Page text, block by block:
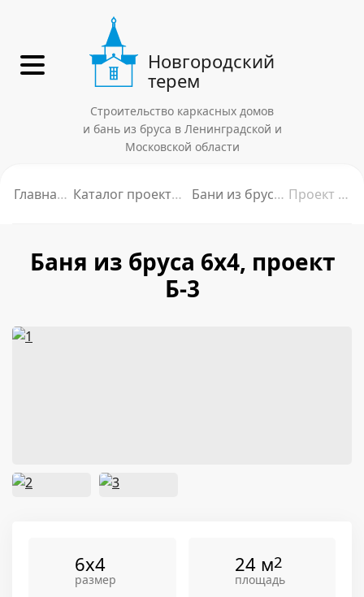
Новгородский
терем
Строительство каркасных домов
и бань из бруса в Ленинградской и
Московской области
Главная Каталог проектов Бани из бруса Проект Б3
Баня из бруса 6х4, проект
Б-3
6x4
размер
24 м2
площадь